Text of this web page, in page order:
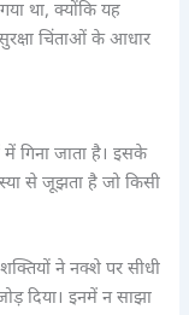
था, क्योंकि यह
चिंताओं के आधार
गिना जाता है। इसके
से जूझता है जो किसी
ने नक्शे पर सीधी
दिया। इनमें न साझा